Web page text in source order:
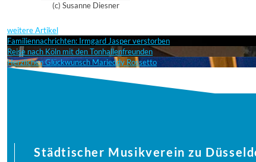
(c) Susanne Diesner
weitere Artikel
Familiennachrichten: Irmgard Jasper verstorben
Reise nach Köln mit den Tonhallenfreunden
Herzlichen Glückwunsch Marieddy Rossetto
Städtischer Musikverein zu